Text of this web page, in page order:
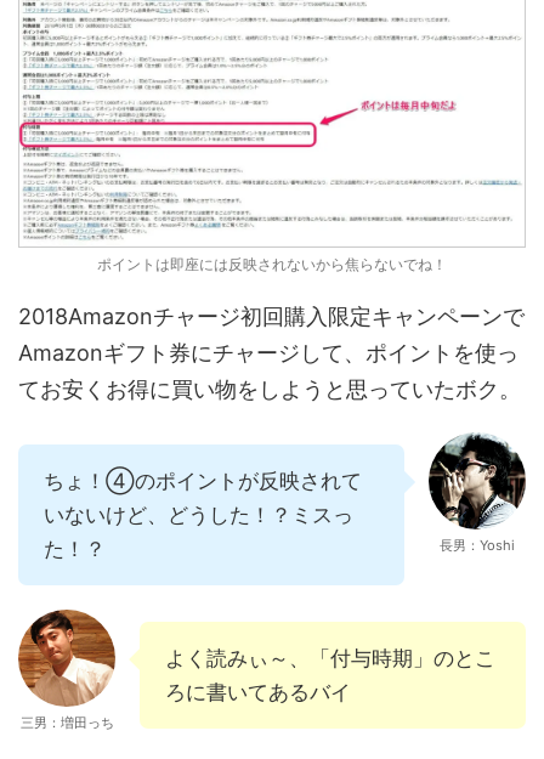
ポイントは即座には反映されないから焦らないでね！
2018Amazonチャージ初回購入限定キャンペーンで
Amazonギフト券にチャージして、ポイントを使っ
てお安くお得に買い物をしようと思っていたボク。
ちょ！④のポイントが反映されて
いないけど、どうした！？ミスっ
た！？
長男：Yoshi
三男：増田っち
よく読みぃ～、「付与時期」のとこ
ろに書いてあるバイ